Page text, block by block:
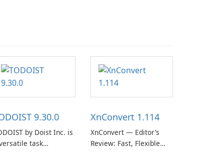
9.30.0
by Doist Inc. is
task
XnConvert 1.114
XnConvert — Editor’s
Review: Fast, Flexible